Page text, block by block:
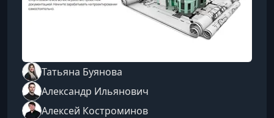
Татьяна Буянова
Александр Ильянович
Алексей Костроминов